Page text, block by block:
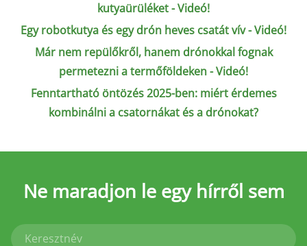
kutyaürüléket - Videó!
Egy robotkutya és egy drón heves csatát vív - Videó!
Már nem repülőkről, hanem drónokkal fognak
permetezni a termőföldeken - Videó!
Fenntartható öntözés 2025-ben: miért érdemes
kombinálni a csatornákat és a drónokat?
Ne maradjon le egy hírről sem